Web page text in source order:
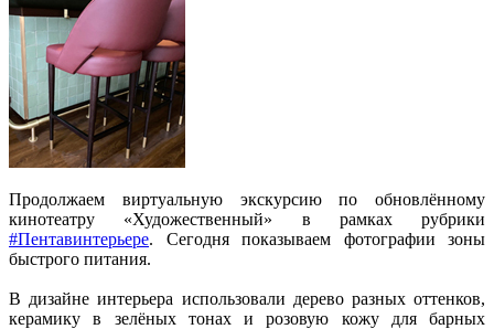
Продолжаем виртуальную экскурсию по обновлённому
кинотеатру
«Художественный» в рамках рубрики
#Пентавинтерьере. Сегодня показываем фотографии зоны
быстрого питания.
В дизайне интерьера использовали дерево разных оттенков,
керамику в зелёных тонах и розовую кожу для барных